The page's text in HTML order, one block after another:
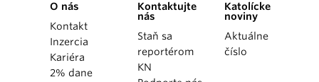
O nás
Kontakt
Inzercia
Kariéra
2% dane
Kontaktujte
nás
Staň sa
reportérom
KN
Katolícke
noviny
Aktuálne
číslo